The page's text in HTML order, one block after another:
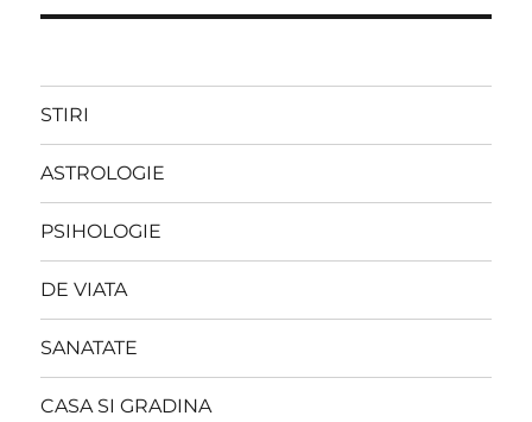
STIRI
ASTROLOGIE
PSIHOLOGIE
DE VIATA
SANATATE
CASA SI GRADINA